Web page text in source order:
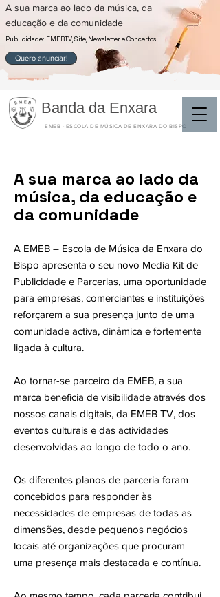
A sua marca ao lado da música, da
educação e da comunidade
Publicidade: EMEB.TV, Site, Newsletter e Concertos
Quero anunciar!
Banda da Enxara
EMEB - ESCOLA DE MÚSICA DE ENXARA DO BISPO
A sua marca ao lado da
música, da educação e
da comunidade
A EMEB – Escola de Música da Enxara do
Bispo apresenta o seu novo Media Kit de
Publicidade e Parcerias, uma oportunidade
para empresas, comerciantes e instituições
reforçarem a sua presença junto de uma
comunidade activa, dinâmica e fortemente
ligada à cultura.
Ao tornar-se parceiro da EMEB, a sua
marca beneficia de visibilidade através dos
nossos canais digitais, da EMEB TV, dos
eventos culturais e das actividades
desenvolvidas ao longo de todo o ano.
Os diferentes planos de parceria foram
concebidos para responder às
necessidades de empresas de todas as
dimensões, desde pequenos negócios
locais até organizações que procuram
uma presença mais destacada e contínua.